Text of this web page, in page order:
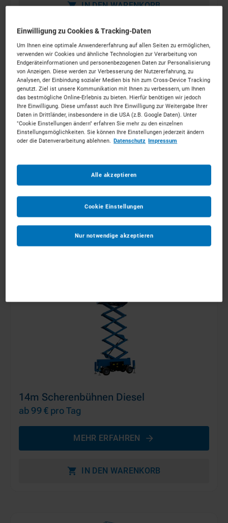
IN DEN WARENKORB
12m Scherenbühnen Diesel
MEHR ERFAHREN
IN DEN WARENKORB
14m Scherenbühnen Diesel
ab 99 € pro Tag
MEHR ERFAHREN
IN DEN WARENKORB
Einwilligung zu Cookies & Tracking-Daten
Um Ihnen eine optimale Anwendererfahrung auf allen Seiten zu ermöglichen,
verwenden wir Cookies und ähnliche Technologien zur Verarbeitung von
Endgeräteinformationen und personenbezogenen Daten zur Personalisierung
von Anzeigen. Diese werden zur Verbesserung der Nutzererfahrung, zu
Analysen, der Einbindung sozialer Medien bis hin zum Cross-Device Tracking
genutzt. Ziel ist unsere Kommunikation mit Ihnen zu verbessern, um Ihnen
das bestmögliche Online-Erlebnis zu bieten. Hierfür benötigen wir jedoch
Ihre Einwilligung. Diese umfasst auch Ihre Einwilligung zur Weitergabe Ihrer
Daten in Drittländer, insbesondere in die USA (z.B. Google Daten). Unter
"Cookie Einstellungen ändern" erfahren Sie mehr zu den einzelnen
Einstellungsmöglichkeiten. Sie können Ihre Einstellungen jederzeit ändern
oder die Datenverarbeitung ablehnen. Datenschutz Impressum
Nur notwendige akzeptieren
Alle akzeptieren
Cookie Einstellungen